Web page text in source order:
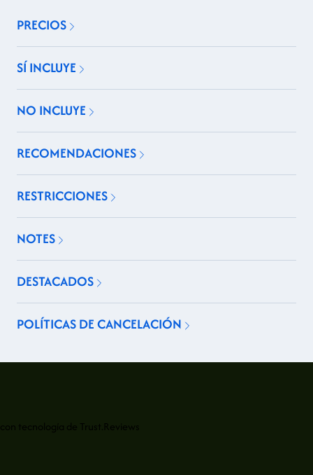
PRECIOS
SÍ INCLUYE
NO INCLUYE
RECOMENDACIONES
RESTRICCIONES
NOTES
DESTACADOS
POLÍTICAS DE CANCELACIÓN
con tecnología de Trust.Reviews